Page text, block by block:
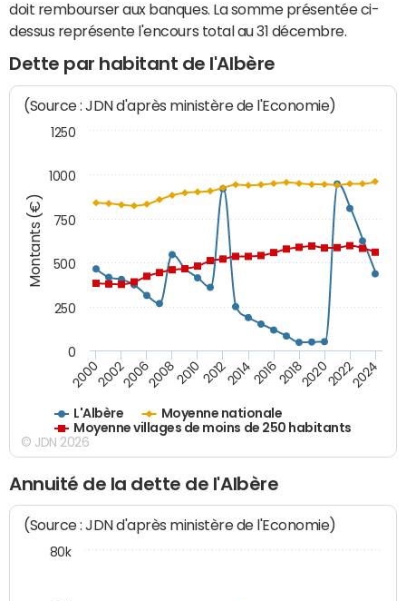
doit rembourser aux banques. La somme présentée ci-
dessus représente l'encours total au 31 décembre.
Dette par habitant de l'Albère
Montants (€)
(Source : JDN d'après ministère de l'Economie)
L'Albère
Moyenne nationale
Moyenne villages de moins de 250 habitants
200020022006200820102012201420162018202020222024
0
250
500
750
1000
1250
© JDN 2026
Annuité de la dette de l'Albère
(Source : JDN d'après ministère de l'Economie)
80k